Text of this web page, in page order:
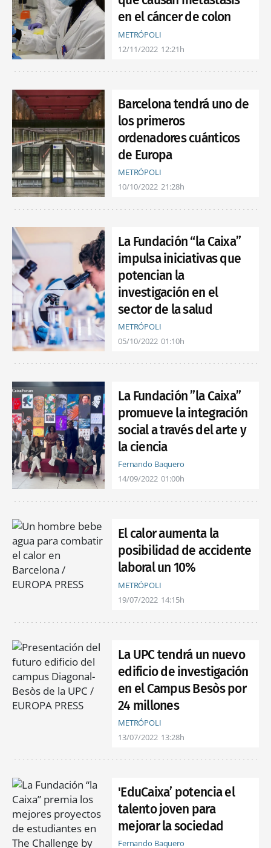
en el cáncer de colon
METRÓPOLI
12/11/2022 12:21h
Barcelona tendrá uno de
los primeros
ordenadores cuánticos
de Europa
METRÓPOLI
10/10/2022 21:28h
La Fundación “la Caixa”
impulsa iniciativas que
potencian la
investigación en el
sector de la salud
METRÓPOLI
05/10/2022 01:10h
La Fundación ”la Caixa”
promueve la integración
social a través del arte y
la ciencia
Fernando Baquero
14/09/2022 01:00h
El calor aumenta la
posibilidad de accidente
laboral un 10%
METRÓPOLI
19/07/2022 14:15h
La UPC tendrá un nuevo
edificio de investigación
en el Campus Besòs por
24 millones
METRÓPOLI
13/07/2022 13:28h
'EduCaixa’ potencia el
talento joven para
mejorar la sociedad
Fernando Baquero